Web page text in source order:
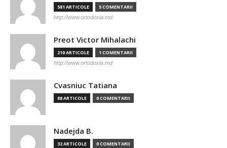
581 ARTICOLE 5 COMENTARII
http://www.ortodoxia.md
Preot Victor Mihalachi
210 ARTICOLE 1 COMENTARII
http://www.ortodoxia.md
Cvasniuc Tatiana
88 ARTICOLE 0 COMENTARII
Nadejda B.
32 ARTICOLE 0 COMENTARII